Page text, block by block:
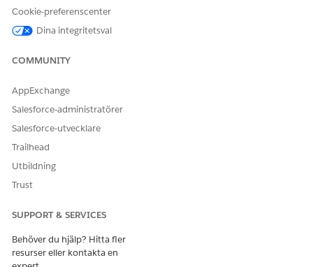
För att konfigurera kombinationsrutor för delstat och
tillgängliga i din Salesforce-organisation. Se
LÖSTE DENNA ARTIKEL DITT PROBLEM?
Berätta för oss vad vi kan förbättra!
Cookie-preferenscenter
Dina integritetsval
COMMUNITY
AppExchange
Salesforce-administratörer
Salesforce-utvecklare
Trailhead
Utbildning
Trust
SUPPORT & SERVICES
Behöver du hjälp? Hitta fler
resurser eller kontakta en